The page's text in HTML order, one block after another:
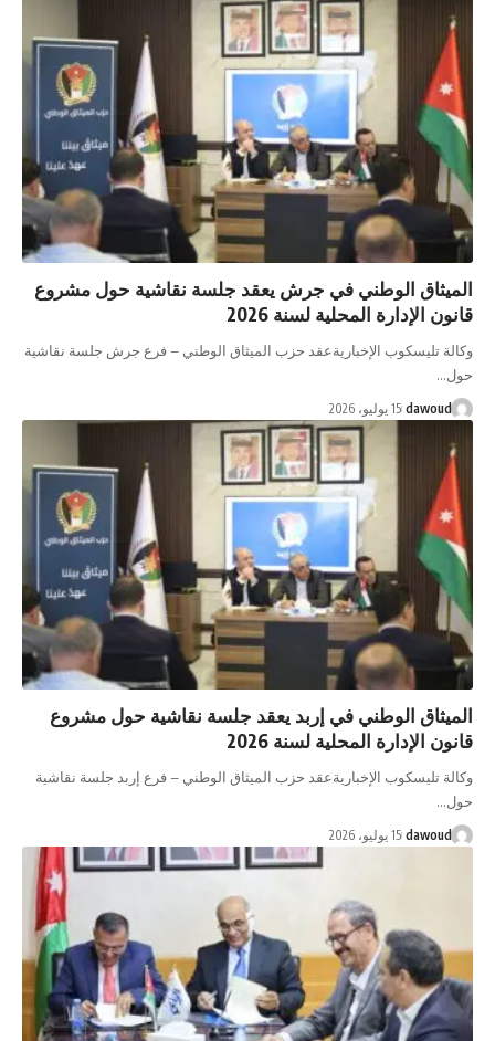
الميثاق الوطني في جرش يعقد جلسة نقاشية حول مشروع
قانون الإدارة المحلية لسنة 2026
وكالة تليسكوب الإخباريةعقد حزب الميثاق الوطني – فرع جرش جلسة نقاشية
حول…
dawoud 15 يوليو، 2026
الميثاق الوطني في إربد يعقد جلسة نقاشية حول مشروع
قانون الإدارة المحلية لسنة 2026
وكالة تليسكوب الإخباريةعقد حزب الميثاق الوطني – فرع إربد جلسة نقاشية
حول…
dawoud 15 يوليو، 2026